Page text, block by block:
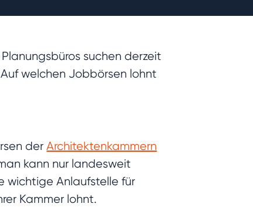
suchen derzeit
welchen Jobbörsen lohnt
derArchitektenkammern
kann nur landesweit
wichtige Anlaufstelle für
Kammer lohnt.